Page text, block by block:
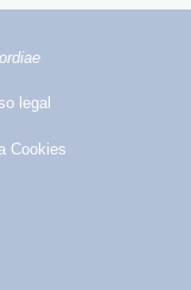
legal
Cookies